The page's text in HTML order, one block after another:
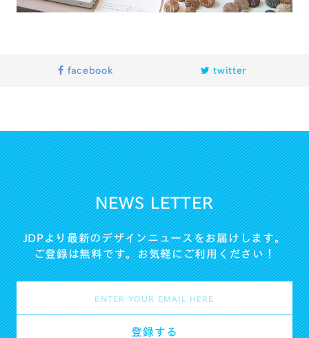
facebook twitter
NEWS LETTER
JDPより最新のデザインニュースをお届けします。
ご登録は無料です。お気軽にご利用ください！